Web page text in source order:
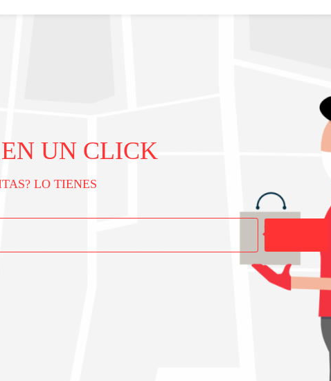
UN CLICK
LO TIENES